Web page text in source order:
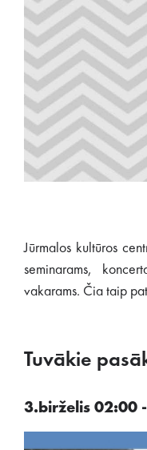
Jūrmalos kultūros
seminarams,
vakarams. Čia taip
Tuvākie
3.birželis 02:00